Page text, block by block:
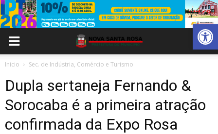
Abrir
Inicio Sec. de Indústria, Comércio e Turismo
Dupla sertaneja Fernando &
Sorocaba é a primeira atração
confirmada da Expo Rosa